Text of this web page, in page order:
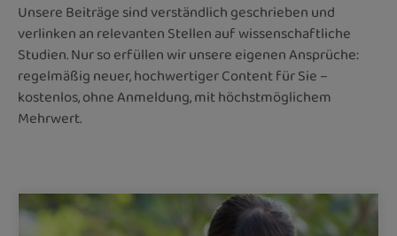
Unsere Beiträge sind verständlich geschrieben und
verlinken an relevanten Stellen auf wissenschaftliche
Studien. Nur so erfüllen wir unsere eigenen Ansprüche:
regelmäßig neuer, hochwertiger Content für Sie –
kostenlos, ohne Anmeldung, mit höchstmöglichem
Mehrwert.